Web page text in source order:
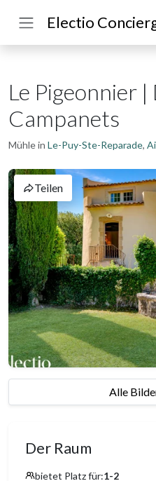
Electio
Le Pigeonnier
Campanets
Mühle in Le-Puy-Ste-Reparade,
Teilen
Alle
Der Raum
bietet Platz für:1-2